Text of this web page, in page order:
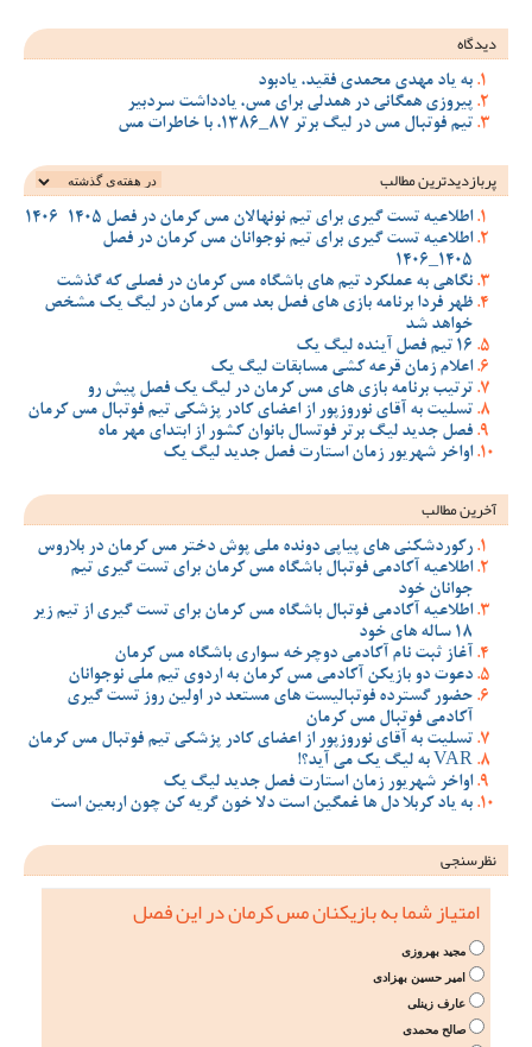
دیدگاه
به یاد مهدی محمدی فقید، یادبود
پیروزی همگانی در همدلی برای مس، یادداشت سردبیر
تیم فوتبال مس در لیگ برتر 87_1386، با خاطرات مس
پربازدیدترین‌ مطالب
اطلاعیه تست گیری برای تیم نونهالان مس کرمان در فصل 1405-1406
اطلاعیه تست گیری برای تیم نوجوانان مس کرمان در فصل
1405_1406
نگاهی به عملکرد تیم های باشگاه مس کرمان در فصلی که گذشت
ظهر فردا برنامه بازی های فصل بعد مس کرمان در لیگ یک مشخص
خواهد شد
16 تیم فصل آینده لیگ یک
اعلام زمان قرعه کشی مسابقات لیگ یک
ترتیب برنامه بازی های مس کرمان در لیگ یک فصل پیش رو
تسلیت به آقای نوروزپور از اعضای کادر پزشکی تیم فوتبال مس کرمان
فصل جدید لیگ برتر فوتسال بانوان کشور از ابتدای مهر ماه
اواخر شهریور زمان استارت فصل جدید لیگ یک
آخرین مطالب
رکوردشکنی های پیاپی دونده ملی پوش دختر مس کرمان در بلاروس
اطلاعیه آکادمی فوتبال باشگاه مس کرمان برای تست گیری تیم
جوانان خود
اطلاعیه آکادمی فوتبال باشگاه مس کرمان برای تست گیری از تیم زیر
18 ساله های خود
آغاز ثبت نام آکادمی دوچرخه سواری باشگاه مس کرمان
دعوت دو بازیکن آکادمی مس کرمان به اردوی تیم ملی نوجوانان
حضور گسترده فوتبالیست های مستعد در اولین روز تست گیری
آکادمی فوتبال مس کرمان
تسلیت به آقای نوروزپور از اعضای کادر پزشکی تیم فوتبال مس کرمان
VAR به لیگ یک می آید؟!
اواخر شهریور زمان استارت فصل جدید لیگ یک
به یاد کربلا دل ها غمگین است دلا خون گریه کن چون اربعین است
نظرسنجی
امتیاز شما به بازیکنان مس کرمان در این فصل
مجید بهروزی
امیر حسین بهزادی
عارف زینلی
صالح محمدی